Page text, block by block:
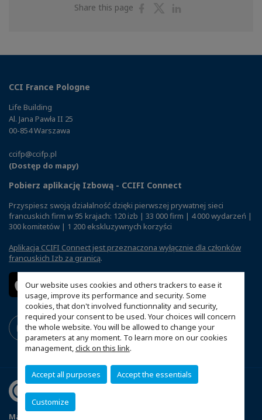
Our website uses cookies and others trackers to ease it
usage, improve its performance and security. Some
cookies, that don't involved functionnality and security,
required your consent to be used. Your choices will concern
the whole website. You will be allowed to change your
parameters at any moment. To learn more on our cookies
management,click on this link.
Accept all purposes Accept the essentials
Customize
Share this page
ShareShare
CCI France Pologne
Life Building
Al. Jana Pawła II 25
00-854 Warszawa
ccifp@ccifp.pl
(Dostęp do mapy)
Pobierz aplikację Izbową - CCIFI Connect
Przyspiesz swoją działalność dzięki pierwszej prywatnej sieci
francuskich firm w 95 krajach: 120 izb | 33 000 firm | 4 000 wydarzeń |
300 komitetów | 1 200 ekskluzywnych korzyści
Aplikacja CCIFI Connect jest przeznaczona wyłącznie dla członków
francuskich Izb za granicą.
Mapa witryny